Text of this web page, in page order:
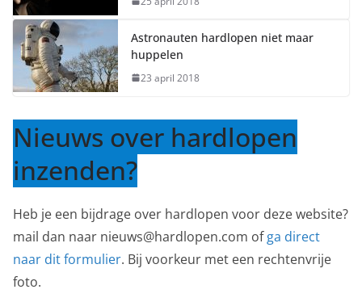
Astronauten hardlopen niet maar
huppelen
23 april 2018
Nieuws over hardlopen
inzenden?
Heb je een bijdrage over hardlopen voor deze website?
mail dan naar nieuws@hardlopen.com ofga direct
naar dit formulier. Bij voorkeur met een rechtenvrije
foto.